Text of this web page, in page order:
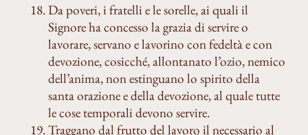
Da poveri, i fratelli e le sorelle, ai quali il
Signore ha concesso la grazia di servire o
lavorare, servano e lavorino con fedeltà e con
devozione, cosicché, allontanato l’ozio, nemico
dell’anima, non estinguano lo spirito della
santa orazione e della devozione, al quale tutte
le cose temporali devono servire.
Traggano dal frutto del lavoro il necessario al